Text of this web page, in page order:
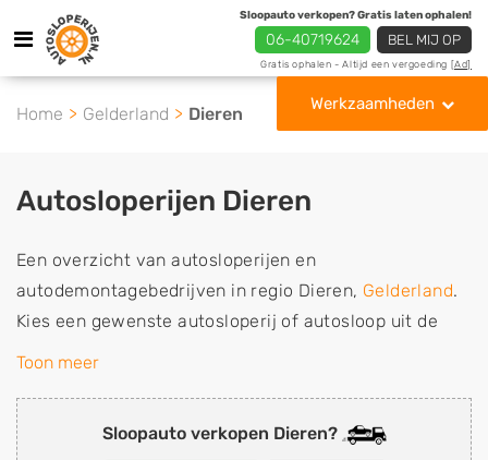
Sloopauto verkopen? Gratis laten ophalen!
06-40719624 BEL MIJ OP
Gratis ophalen - Altijd een vergoeding [Ad]
Werkzaamheden
Home Gelderland Dieren
Sloopauto verkopen Dieren?
Autosloperijen Dieren
Een overzicht van autosloperijen en
autodemontagebedrijven in regio Dieren, Gelderland.
Kies een gewenste autosloperij of autosloop uit de
lijst die gespecialiseerd is in de verkoop van
de inkoop van sloopauto's, schadeauto's en
tweedehands auto's (ook zonder apk keuring). Wilt u
Toon meer